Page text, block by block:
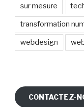
sur mesure
transformation
webdesign
CONTACTEZ-